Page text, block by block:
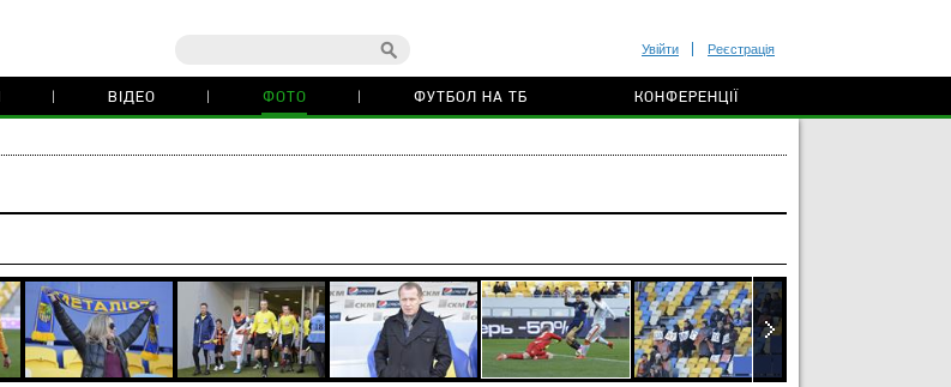
Увійти Реєстрація
ВІДЕО ФОТО ФУТБОЛ НА ТБ КОНФЕРЕНЦІЇ